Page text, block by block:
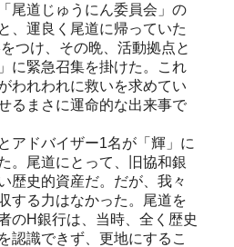
尾道じゅうにん委員会」の
、運良く尾道に帰っていた
つけ、その晩、活動拠点と
に緊急召集を掛けた。これ
われわれに救いを求めてい
るまさに運命的な出来事で
アドバイザー1名が「輝」に
。尾道にとって、旧協和銀
歴史的資産だ。だが、我々
する力はなかった。尾道を
のH銀行は、当時、全く歴史
認識できず、更地にするこ